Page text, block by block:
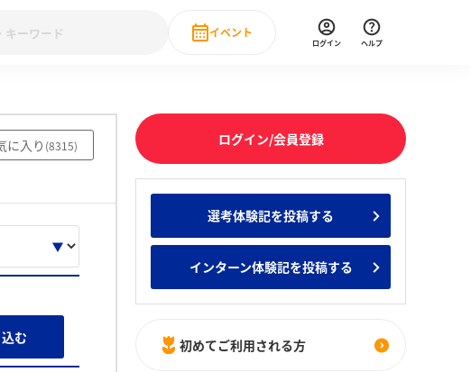
みんなの新卒就職人気企業ランキング みんなのインターン人気企業ランキ
28卒 IT・DX現場社員インタビュー
イベント
直近のイベント一覧
ログイン ヘルプ
に入り (8315)
む
ログイン/会員登録
選考体験記を投稿する
インターン体験記を投稿する
初めてご利用される方